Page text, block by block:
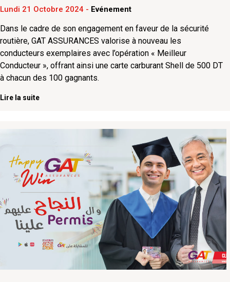
Lundi 21 Octobre 2024 - Evénement
Dans le cadre de son engagement en faveur de la sécurité
routière, GAT ASSURANCES valorise à nouveau les
conducteurs exemplaires avec l’opération « Meilleur
Conducteur », offrant ainsi une carte carburant Shell de 500 DT
à chacun des 100 gagnants.
Lire la suite